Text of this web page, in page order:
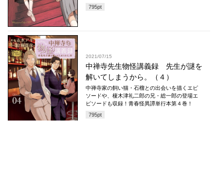
795pt
2021/07/15
中禅寺先生物怪講義録 先生が謎を
解いてしまうから。（４）
中禅寺家の飼い猫・石榴との出会いを描くエピ
ソードや、榎木津礼二郎の兄・総一郎の登場エ
ピソードも収録！青春怪異譚単行本第４巻！
795pt